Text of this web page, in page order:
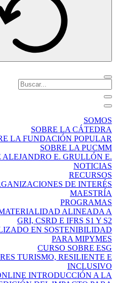
SOMOS
SOBRE LA CÁTEDRA
LA FUNDACIÓN POPULAR
SOBRE LA PUCMM
ALEJANDRO E. GRULLÓN E.
NOTICIAS
RECURSOS
DE INTERÉS
MAESTRÍA
PROGRAMAS
ALINEADA A
GRI, CSRD E IFRS S1 Y S2
EN SOSTENIBILIDAD
PARA MIPYMES
CURSO SOBRE ESG
TURISMO, RESILIENTE E
INCLUSIVO
INTRODUCCIÓN A LA